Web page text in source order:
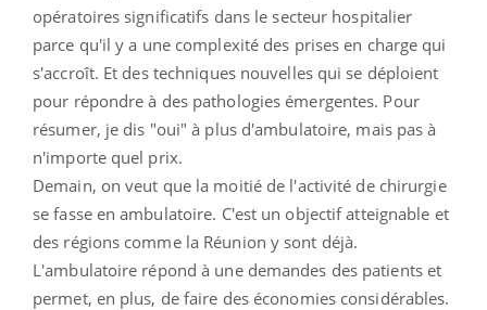
opératoires significatifs dans le secteur hospitalier
parce qu'il y a une complexité des prises en charge qui
s'accroît. Et des techniques nouvelles qui se déploient
pour répondre à des pathologies émergentes. Pour
résumer, je dis "oui" à plus d'ambulatoire, mais pas à
n'importe quel prix.
Demain, on veut que la moitié de l'activité de chirurgie
se fasse en ambulatoire. C'est un objectif atteignable et
des régions comme la Réunion y sont déjà.
L'ambulatoire répond à une demandes des patients et
permet, en plus, de faire des économies considérables.